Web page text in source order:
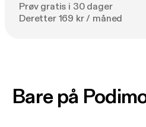
Prøv gratis i 30 dager
Deretter 169 kr / måned
Bare på